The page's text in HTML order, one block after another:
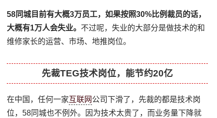
58同城目前有大概3万员工，如果按照30%比例裁员的话，
大概有1万人会失业。 不过呢，失业的大部分是做技术的和
维修家长的运营、市场、地推岗位。
先裁TEG技术岗位，能节约20亿
在中国，任何一家 互联网 公司下滑了，先裁的都是技术岗
位，58同城也不例外。因为技术太贵了，而业务量下降就